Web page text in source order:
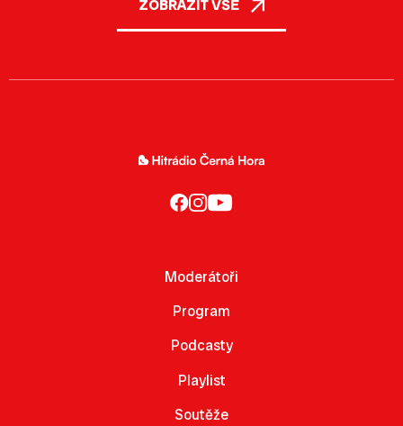
ZOBRAZIT VŠE
Moderátoři
Program
Podcasty
Playlist
Soutěže